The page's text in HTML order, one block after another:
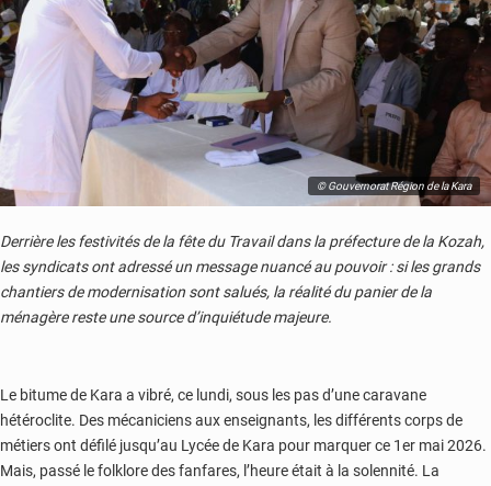
communes
© Gouvernorat Région de la Kara
Derrière les festivités de la fête du Travail dans la préfecture de la Kozah,
les syndicats ont adressé un message nuancé au pouvoir : si les grands
chantiers de modernisation sont salués, la réalité du panier de la
ménagère reste une source d’inquiétude majeure.
Le bitume de Kara a vibré, ce lundi, sous les pas d’une caravane
hétéroclite. Des mécaniciens aux enseignants, les différents corps de
métiers ont défilé jusqu’au Lycée de Kara pour marquer ce 1er mai 2026.
Mais, passé le folklore des fanfares, l’heure était à la solennité. La